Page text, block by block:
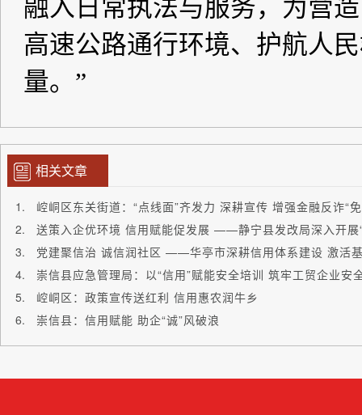
相关文章
崆峒区东关街道：“点线面”齐发力 深耕宣传 增强金融反诈“
党建聚信治 诚信润社区 ——华亭市深耕信用体系建设 激活
崇信县应急管理局：以“信用”赋能安全培训 筑牢工贸企业安
崆峒区：政策宣传送红利 信用惠农润牛乡
崇信县：信用赋能 助企“诚”风破浪